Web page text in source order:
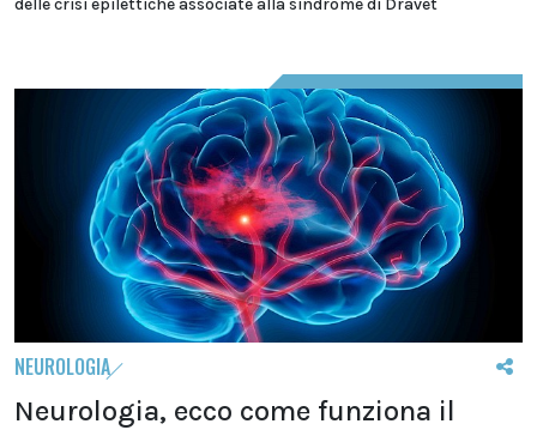
delle crisi epilettiche associate alla sindrome di Dravet
NEUROLOGIA
Neurologia, ecco come funziona il